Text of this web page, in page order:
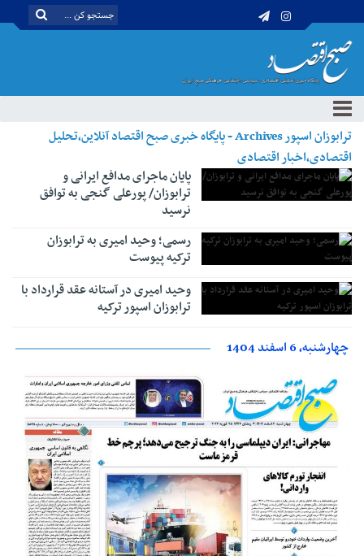
ترابوزان اسپور Archives - پایگاه خبری صبح اقتصاد آنلاین،تحلیل
اقتصادی،اخبار اقتصادی
پایان ماجرای مدافع ایرانی و
ترابوزان/ پورعلی گنجی به توافق
نرسید
رسمی؛ وحید امیری به ترابوزان
ترکیه پیوست
وحید امیری در آستانه عقد قرارداد با
ترابوزان اسپور ترکیه
چهارشنبه، 6 اسفند 1404